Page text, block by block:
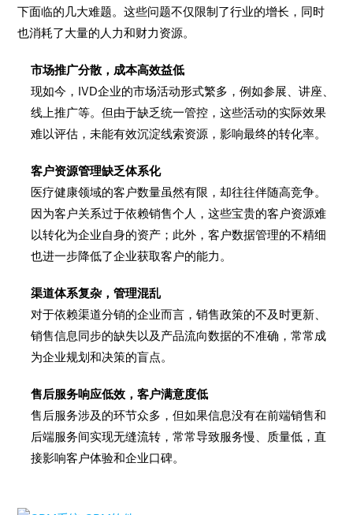
下面临的几大难题。这些问题不仅限制了行业的增长，同时
也消耗了大量的人力和财力资源。
市场推广分散，成本高效益低
现如今，IVD企业的市场活动形式繁多，例如参展、讲座、
线上推广等。但由于缺乏统一管控，这些活动的实际效果
难以评估，未能有效沉淀线索资源，影响最终的转化率。
客户资源管理缺乏体系化
医疗健康领域的客户数量虽然有限，却往往伴随高竞争。
因为客户关系过于依赖销售个人，这些宝贵的客户资源难
以转化为企业自身的资产；此外，客户数据管理的不精细
也进一步降低了企业获取客户的能力。
渠道体系复杂，管理混乱
对于依赖渠道分销的企业而言，销售政策的不及时更新、
销售信息同步的缺失以及产品流向数据的不准确，常常成
为企业规划和决策的盲点。
售后服务响应低效，客户满意度低
售后服务涉及的环节众多，但如果信息没有在前端销售和
后端服务间实现无缝流转，常常导致服务慢、质量低，直
接影响客户体验和企业口碑。